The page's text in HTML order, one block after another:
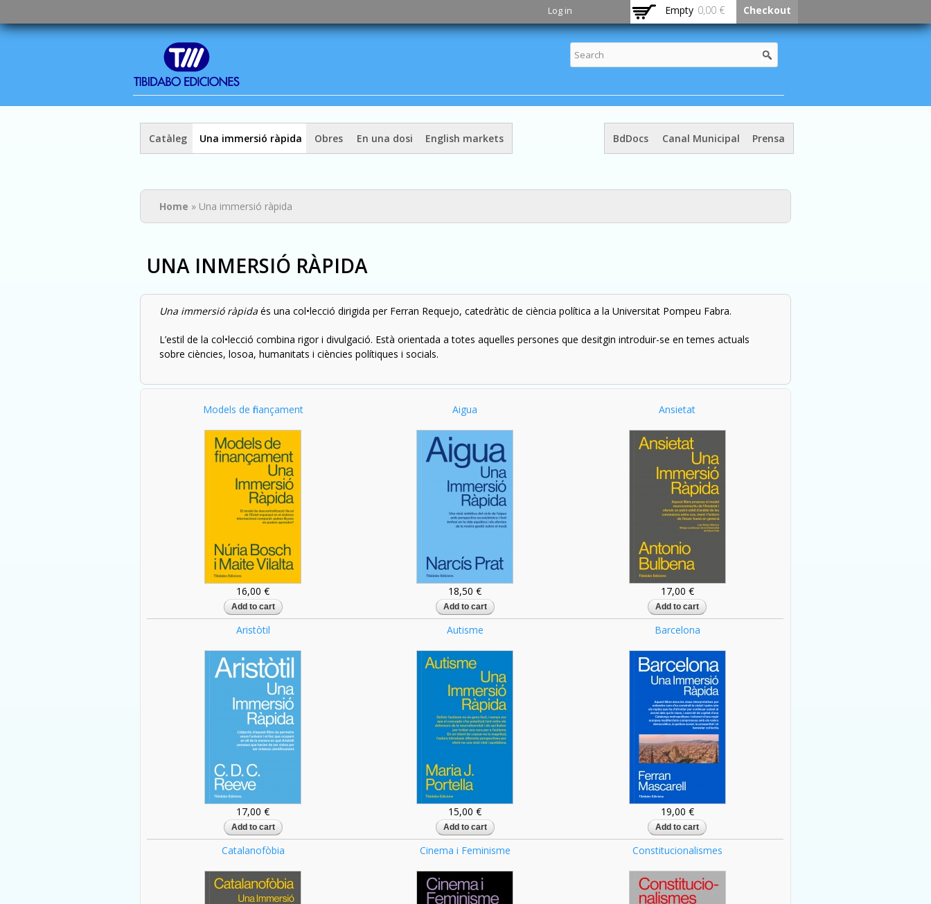
main
content
Log in Empty 0,00 € Checkout
Catàleg Una immersió ràpida Obres En una dosi English markets BdDocs Canal Municipal Prensa
You are here
Home » Una immersió ràpida
UNA INMERSIÓ RÀPIDA
Una immersió ràpida és una col•lecció dirigida per Ferran Requejo, catedràtic de ciència política a la Universitat Pompeu Fabra.
L’estil de la col•lecció combina rigor i divulgació. Està orientada a totes aquelles persones que desitgin introduir-se en temes actuals
sobre ciències, filosofia, humanitats i ciències polítiques i socials.
Models de finançament
16,00 €
Aigua
18,50 €
Ansietat
17,00 €
Aristòtil
17,00 €
Autisme
15,00 €
Barcelona
19,00 €
Catalanofòbia Cinema i Feminisme Constitucionalismes